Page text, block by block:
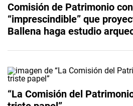
Comisión de Patrimonio
“imprescindible” que
Ballena haga estudio
“La Comisión del